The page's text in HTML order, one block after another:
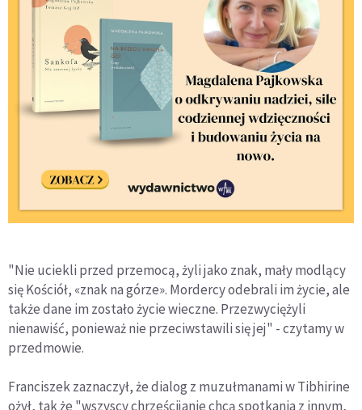
"Nie uciekli przed przemocą, żyli jako znak, mały modlący
się Kościół, «znak na górze». Mordercy odebrali im życie, ale
także dane im zostało życie wieczne. Przezwyciężyli
nienawiść, ponieważ nie przeciwstawili się jej" - czytamy w
przedmowie.
Franciszek zaznaczył, że dialog z muzułmanami w Tibhirine
ożył, tak że "wszyscy chrześcijanie chcą spotkania z innym,